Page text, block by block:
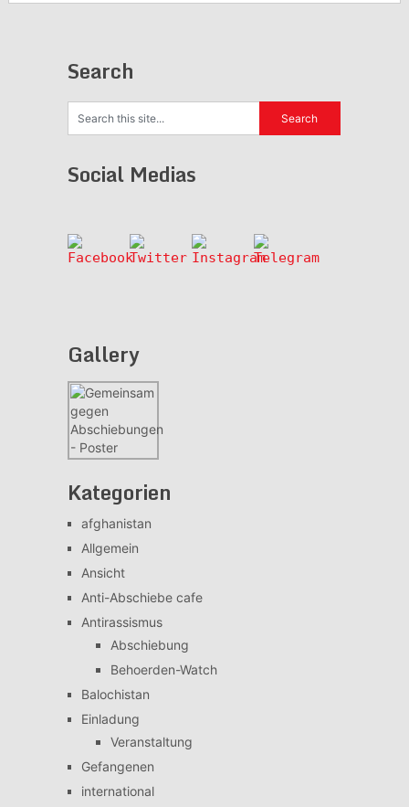
Search
Social Medias
Gallery
Kategorien
afghanistan
Allgemein
Ansicht
Anti-Abschiebe cafe
Antirassismus
Abschiebung
Behoerden-Watch
Balochistan
Einladung
Veranstaltung
Gefangenen
international